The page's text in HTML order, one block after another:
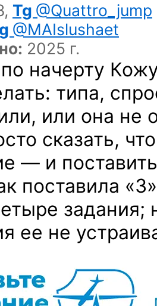
Tg @Quattro_jump
@MAIslushaet
2025 г.
начерту
типа,
или она не
сказать,
— и
поставила
задания;
ее не